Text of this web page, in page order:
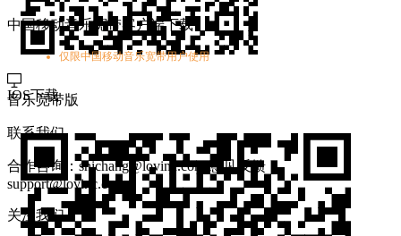
IOS下载
中国移动音乐宽带客户端下载
仅限中国移动音乐宽带用户使用
音乐宽带版
联系我们
合作咨询：shichang@lovinc.com 意见反馈：
support@lovinc.com
关注我们